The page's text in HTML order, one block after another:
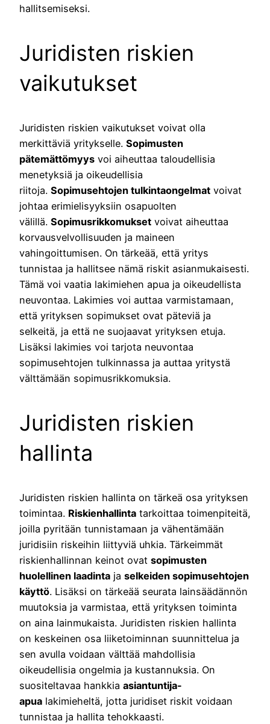
hallitsemiseksi.
Juridisten riskien
vaikutukset
Juridisten riskien vaikutukset voivat olla
merkittäviä yritykselle. Sopimusten
pätemättömyys voi aiheuttaa taloudellisia
menetyksiä ja oikeudellisia
riitoja. Sopimusehtojen tulkintaongelmat voivat
johtaa erimielisyyksiin osapuolten
välillä. Sopimusrikkomukset voivat aiheuttaa
korvausvelvollisuuden ja maineen
vahingoittumisen. On tärkeää, että yritys
tunnistaa ja hallitsee nämä riskit asianmukaisesti.
Tämä voi vaatia lakimiehen apua ja oikeudellista
neuvontaa. Lakimies voi auttaa varmistamaan,
että yrityksen sopimukset ovat päteviä ja
selkeitä, ja että ne suojaavat yrityksen etuja.
Lisäksi lakimies voi tarjota neuvontaa
sopimusehtojen tulkinnassa ja auttaa yritystä
välttämään sopimusrikkomuksia.
Juridisten riskien
hallinta
Juridisten riskien hallinta on tärkeä osa yrityksen
toimintaa. Riskienhallinta tarkoittaa toimenpiteitä,
joilla pyritään tunnistamaan ja vähentämään
juridisiin riskeihin liittyviä uhkia. Tärkeimmät
riskienhallinnan keinot ovat sopimusten
huolellinen laadinta ja selkeiden sopimusehtojen
käyttö. Lisäksi on tärkeää seurata lainsäädännön
muutoksia ja varmistaa, että yrityksen toiminta
on aina lainmukaista. Juridisten riskien hallinta
on keskeinen osa liiketoiminnan suunnittelua ja
sen avulla voidaan välttää mahdollisia
oikeudellisia ongelmia ja kustannuksia. On
suositeltavaa hankkia asiantuntija-
apua lakimieheltä, jotta juridiset riskit voidaan
tunnistaa ja hallita tehokkaasti.